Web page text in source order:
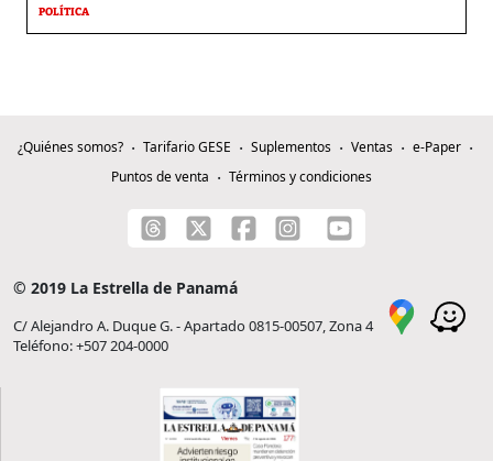
POLÍTICA
¿Quiénes somos? Tarifario GESE Suplementos Ventas
e-Paper
Puntos de venta
Términos y condiciones
© 2019 La Estrella de Panamá
C/ Alejandro A. Duque G. - Apartado 0815-00507, Zona 4
Teléfono: +507 204-0000